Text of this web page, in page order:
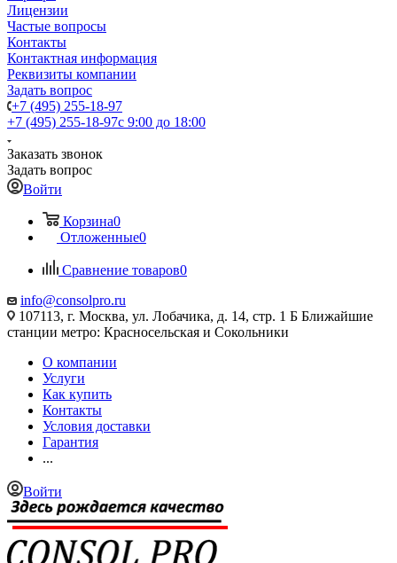
Лицензии
Частые вопросы
Контакты
Контактная информация
Реквизиты компании
Задать вопрос
+7 (495) 255-18-97
+7 (495) 255-18-97с 9:00 до 18:00
Заказать звонок
Задать вопрос
Войти
Корзина0
Отложенные0
Сравнение товаров0
info@consolpro.ru
107113, г. Москва, ул. Лобачика, д. 14, стр. 1 Б Ближайшие
станции метро: Красносельская и Сокольники
О компании
Услуги
Как купить
Контакты
Условия доставки
Гарантия
...
Войти